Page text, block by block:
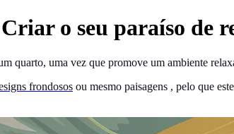
o seu paraíso de
quarto, uma vez que promove um ambiente
frondosos ou mesmo paisagens , pelo que